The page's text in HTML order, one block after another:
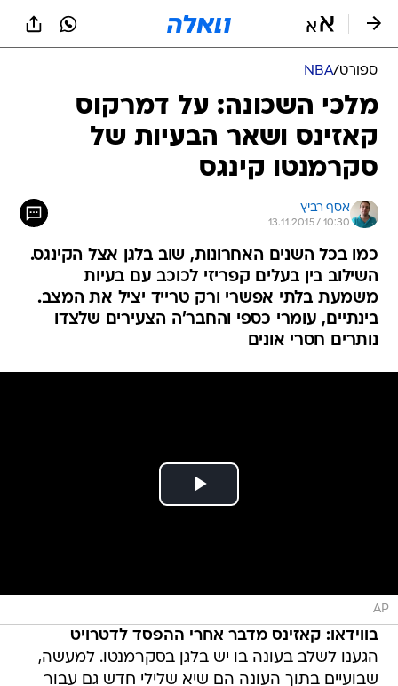
ספורט/
NBA
מלכי השכונה: על דמרקוס
קאזינס ושאר הבעיות של
סקרמנטו קינגס
אסף רביץ
13.11.2015 / 10:30
כמו בכל השנים האחרונות, שוב בלגן אצל הקינגס.
השילוב בין בעלים קפריזי לכוכב עם בעיות
משמעת בלתי אפשרי ורק טרייד יציל את המצב.
בינתיים, עומרי כספי והחבר'ה הצעירים שלצדו
נותרים חסרי אונים
AP
בווידאו: קאזינס מדבר אחרי ההפסד לדטרויט
הגענו לשלב בעונה בו יש בלגן בסקרמנטו. למעשה,
שבועיים בתוך העונה הם שיא שלילי חדש גם עבור